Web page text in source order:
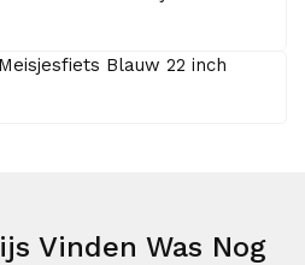
Blauw 22 inch
Vinden Was Nog